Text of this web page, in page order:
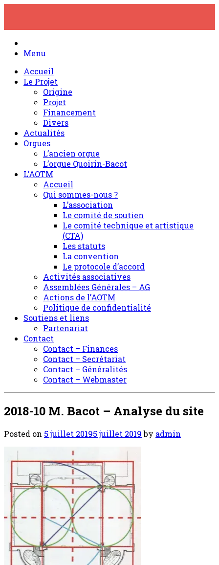
content
Menu
Accueil
Le Projet
Origine
Projet
Financement
Divers
Actualités
Orgues
L’ancien orgue
L’orgue Quoirin-Bacot
L’AOTM
Accueil
Qui sommes-nous ?
L’association
Le comité de soutien
Le comité technique et artistique
(CTA)
Les statuts
La convention
Le protocole d’accord
Activités associatives
Assemblées Générales – AG
Actions de l’AOTM
Politique de confidentialité
Soutiens et liens
Partenariat
Contact
Contact – Finances
Contact – Secrétariat
Contact – Généralités
Contact – Webmaster
2018-10 M. Bacot – Analyse du site
Posted on 5 juillet 20195 juillet 2019by admin